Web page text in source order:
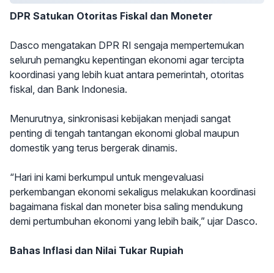
DPR Satukan Otoritas Fiskal dan Moneter
Dasco mengatakan DPR RI sengaja mempertemukan
seluruh pemangku kepentingan ekonomi agar tercipta
koordinasi yang lebih kuat antara pemerintah, otoritas
fiskal, dan Bank Indonesia.
Menurutnya, sinkronisasi kebijakan menjadi sangat
penting di tengah tantangan ekonomi global maupun
domestik yang terus bergerak dinamis.
“Hari ini kami berkumpul untuk mengevaluasi
perkembangan ekonomi sekaligus melakukan koordinasi
bagaimana fiskal dan moneter bisa saling mendukung
demi pertumbuhan ekonomi yang lebih baik,” ujar Dasco.
Bahas Inflasi dan Nilai Tukar Rupiah